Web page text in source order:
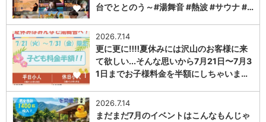
1
台でととのう～#湯舞音 #熱波 #サウナ #…
1
2026.7.14
更に更に‼️‼️夏休みには沢山のお客様に来
て欲しい...そんな思いから7月21日〜7月3
1日までお子様料金を半額にしちゃいま…
2026.7.14
まだまだ7月のイベントはこんなもんじゃ